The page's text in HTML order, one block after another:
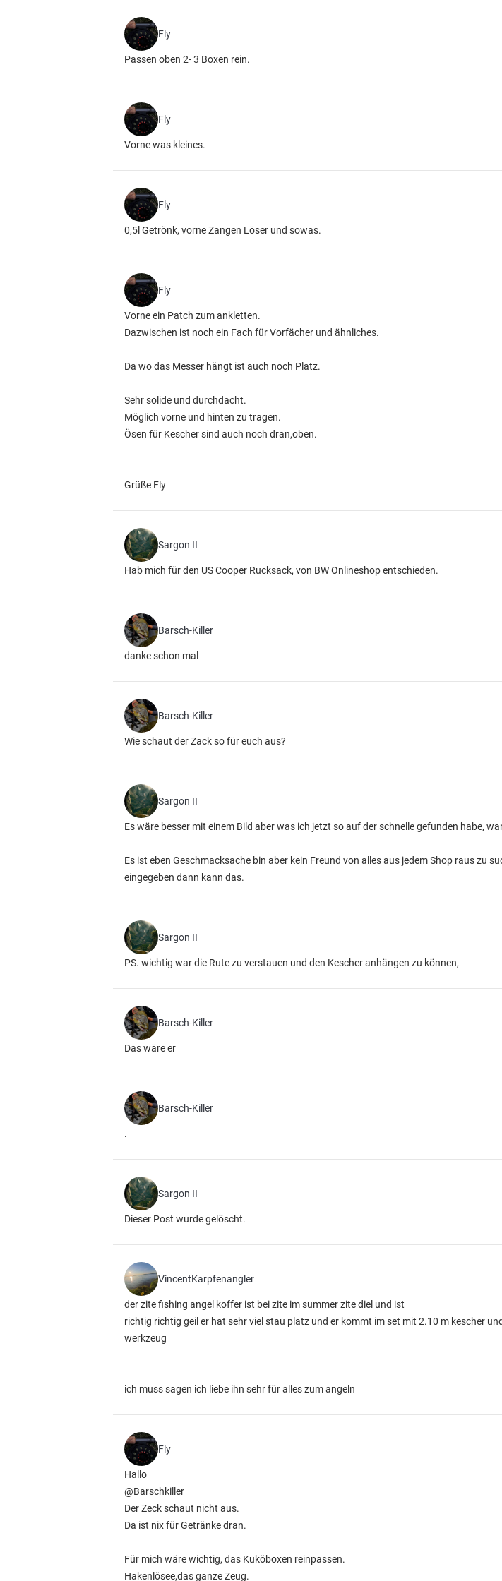
Fly
Passen oben 2- 3 Boxen rein.
Fly
Vorne was kleines.
Fly
0,5l Getrönk, vorne Zangen Löser und sowas.
Fly
Vorne ein Patch zum ankletten.
Dazwischen ist noch ein Fach für Vorfächer und ähnliches.
Da wo das Messer hängt ist auch noch Platz.
Sehr solide und durchdacht.
Möglich vorne und hinten zu tragen.
Ösen für Kescher sind auch noch dran,oben.
Grüße Fly
Sargon II
Hab mich für den US Cooper Rucksack, von BW Onlineshop entschieden.
Barsch-Killer
danke schon mal
Barsch-Killer
Wie schaut der Zack so für euch aus?
Sargon II
Es wäre besser mit einem Bild aber was ich jetzt so auf der schnelle gefunden habe,
Es ist eben Geschmacksache bin aber kein Freund von alles aus jedem Shop raus zu
eingegeben dann kann das.
Sargon II
PS. wichtig war die Rute zu verstauen und den Kescher anhängen zu können,
Barsch-Killer
Das wäre er
Barsch-Killer
.
Sargon II
Dieser Post wurde gelöscht.
VincentKarpfenangler
der zite fishing angel koffer ist bei zite im summer zite diel und ist
richtig richtig geil er hat sehr viel stau platz und er kommt im set mit 2.10 m kescher
werkzeug
ich muss sagen ich liebe ihn sehr für alles zum angeln
Fly
Hallo
@Barschkiller
Der Zeck schaut nicht aus.
Da ist nix für Getränke dran.
Für mich wäre wichtig, das Kuköboxen reinpassen.
Hakenlösee,das ganze Zeug.